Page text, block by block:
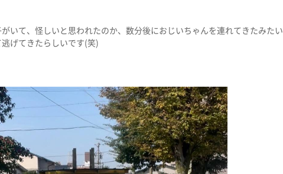
いて、怪しいと思われたのか、数分後におじいちゃんを連れてきたみたい
げてきたらしいです(笑)